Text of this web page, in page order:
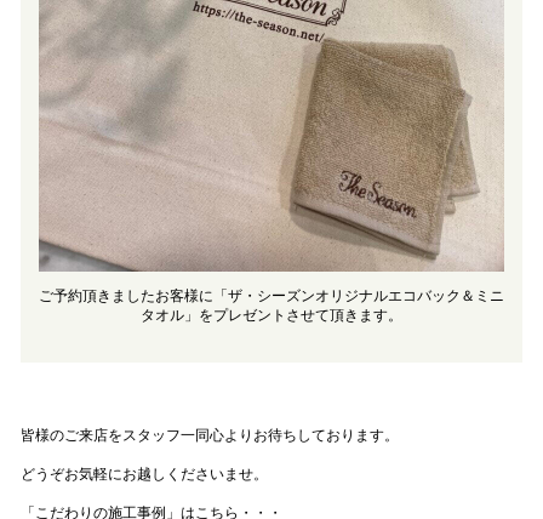
ご予約頂きましたお客様に「ザ・シーズンオリジナルエコバック＆ミニ
タオル」をプレゼントさせて頂きます。
皆様のご来店をスタッフ一同心よりお待ちしております。
どうぞお気軽にお越しくださいませ。
「こだわりの施工事例」はこちら・・・